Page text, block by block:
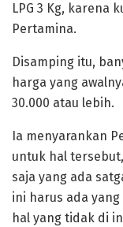
LPG 3 Kg, karena
Pertamina.
Disamping itu,
harga yang
30.000 atau lebih.
Ia menyarankan
untuk hal
saja yang ada
ini harus ada
hal yang tidak di